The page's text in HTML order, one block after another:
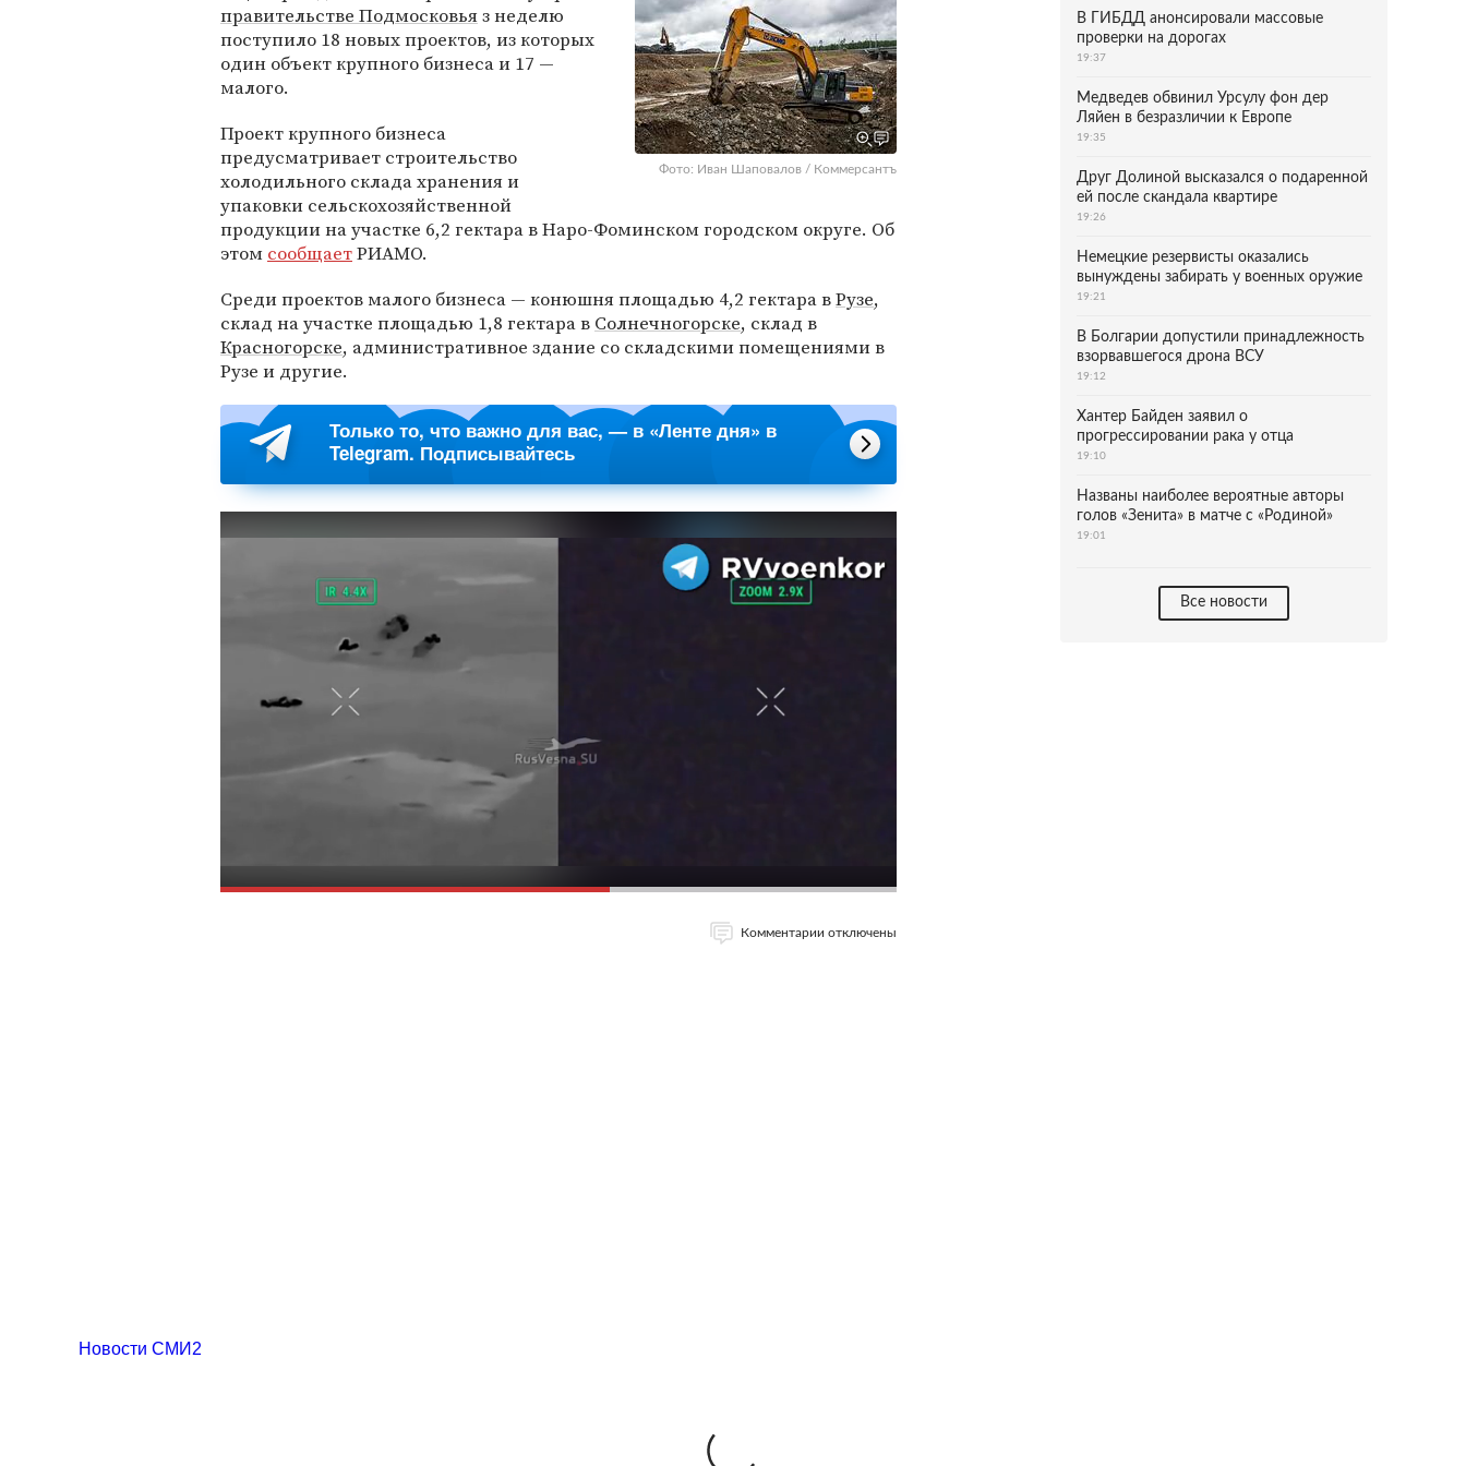
Фото: Иван Шаповалов / Коммерсантъ
правительстве Подмосковьяз неделю
поступило 18 новых проектов, из которых
один объект крупного бизнеса и 17 —
малого.
Проект крупного бизнеса
предусматривает строительство
холодильного склада хранения и
упаковки сельскохозяйственной
продукции на участке 6,2 гектара в Наро-Фоминском городском округе. Об
этом сообщаетРИАМО.
Среди проектов малого бизнеса — конюшня площадью 4,2 гектара вРузе,
склад на участке площадью 1,8 гектара в Солнечногорске, склад в
Красногорске, административное здание со складскими помещениями в
Рузе и другие.
Только то, что важно для вас, — в «Ленте дня» в
Telegram. Подписывайтесь
Комментарии отключены
В ГИБДД анонсировали массовые
проверки на дорогах
19:37
Медведев обвинил Урсулу фон дер
Ляйен в безразличии к Европе
19:35
Друг Долиной высказался о подаренной
ей после скандала квартире
19:26
Немецкие резервисты оказались
вынуждены забирать у военных оружие
19:21
В Болгарии допустили принадлежность
взорвавшегося дрона ВСУ
19:12
Хантер Байден заявил о
прогрессировании рака у отца
19:10
Названы наиболее вероятные авторы
голов «Зенита» в матче с «Родиной»
19:01
Все новости
Новости СМИ2